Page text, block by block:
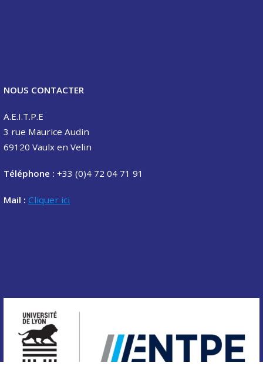
NOUS CONTACTER
A.E.I.T.P.E
3 rue Maurice Audin
69120 Vaulx en Velin
Téléphone : +33 (0)4 72 04 71 91
Mail : Cliquer ici